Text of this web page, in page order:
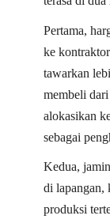
Pertama,
ke
tawarkan
membeli
alokasikan
sebagai
Kedua,
di lapangan,
produksi